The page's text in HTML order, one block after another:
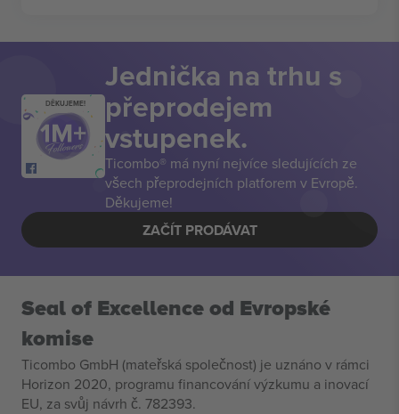
DĚKUJEME!
Jednička na trhu s
přeprodejem
vstupenek.
Ticombo® má nyní nejvíce sledujících ze
všech přeprodejních platforem v Evropě.
Děkujeme!
ZAČÍT PRODÁVAT
Seal of Excellence od Evropské
komise
Ticombo GmbH (mateřská společnost) je uznáno v rámci
Horizon 2020, programu financování výzkumu a inovací
EU, za svůj návrh č. 782393.